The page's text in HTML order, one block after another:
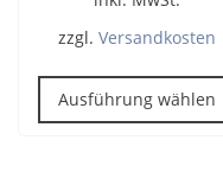
zzgl. Versandkosten
Ausführung wählen